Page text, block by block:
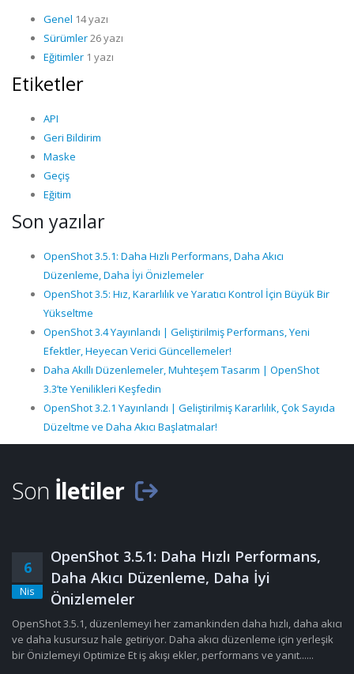
Genel 14 yazı
Sürümler26 yazı
Eğitimler 1 yazı
Etiketler
API
Geri Bildirim
Maske
Geçiş
Eğitim
Son yazılar
OpenShot 3.5.1: Daha Hızlı Performans, Daha Akıcı
Düzenleme, Daha İyi Önizlemeler
OpenShot 3.5: Hız, Kararlılık ve Yaratıcı Kontrol İçin Büyük Bir
Yükseltme
OpenShot 3.4 Yayınlandı | Geliştirilmiş Performans, Yeni
Efektler, Heyecan Verici Güncellemeler!
Daha Akıllı Düzenlemeler, Muhteşem Tasarım | OpenShot
3.3’te Yenilikleri Keşfedin
OpenShot 3.2.1 Yayınlandı | Geliştirilmiş Kararlılık, Çok Sayıda
Düzeltme ve Daha Akıcı Başlatmalar!
Son İletiler
6
Nis
OpenShot 3.5.1: Daha Hızlı Performans,
Daha Akıcı Düzenleme, Daha İyi
Önizlemeler
OpenShot 3.5.1, düzenlemeyi her zamankinden daha hızlı, daha akıcı
ve daha kusursuz hale getiriyor. Daha akıcı düzenleme için yerleşik
bir Önizlemeyi Optimize Et iş akışı ekler, performans ve yanıt......